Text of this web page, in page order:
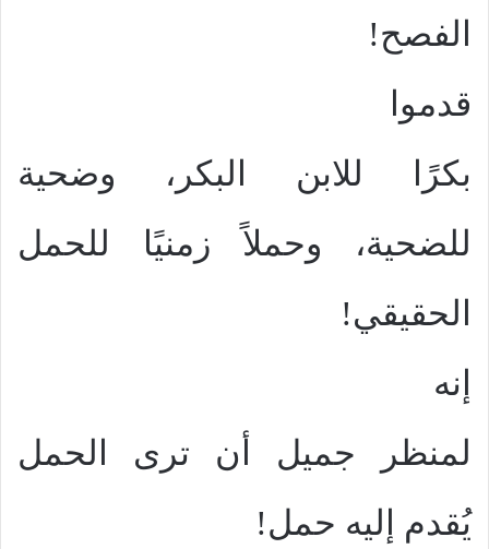
الفصح!
قدموا
بكرًا للابن البكر، وضحية
للضحية، وحملاً زمنيًا للحمل
الحقيقي!
إنه
لمنظر جميل أن ترى الحمل
يُقدم إليه حمل!